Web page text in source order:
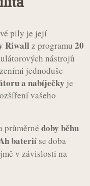
pily je její
Riwall z programu 20
nástrojů
jednoduše
a nabíječky je
vašeho
průměrné doby běhu
baterií se doba
v závislosti na